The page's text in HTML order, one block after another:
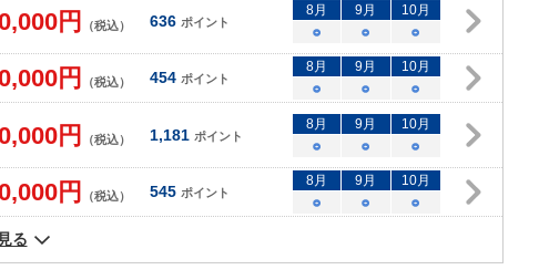
円 （税込） 636 ポイント
8月 9月 10月
○
○ ○
円 （税込） 454 ポイント
8月 9月 10月
○
○ ○
円 （税込） 1,181 ポイント
8月 9月 10月
○
○ ○
円 （税込） 545 ポイント
8月 9月 10月
○
○ ○
る